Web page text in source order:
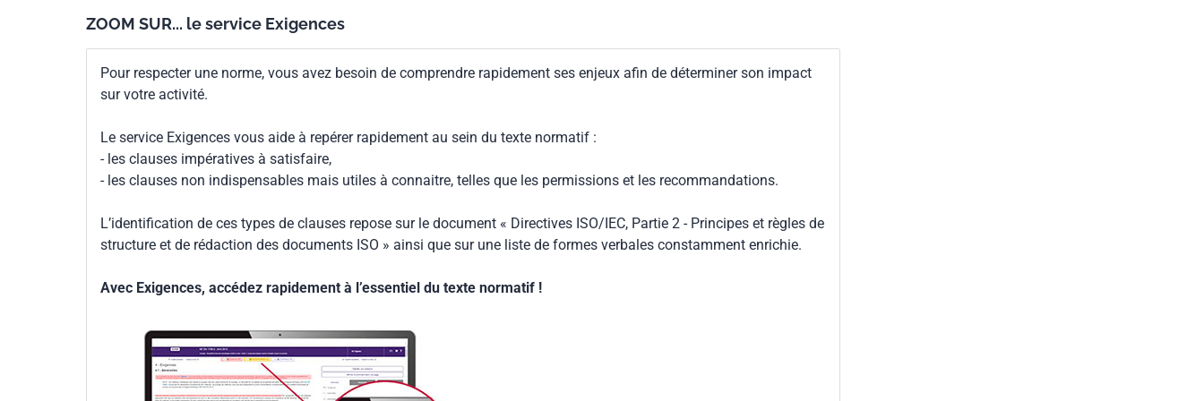
ZOOM SUR... le service Exigences
Pour respecter une norme, vous avez besoin de comprendre rapidement ses enjeux afin de déterminer son impact
sur votre activité.
Le service Exigences vous aide à repérer rapidement au sein du texte normatif :
- les clauses impératives à satisfaire,
- les clauses non indispensables mais utiles à connaitre, telles que les permissions et les recommandations.
L’identification de ces types de clauses repose sur le document « Directives ISO/IEC, Partie 2 - Principes et règles de
structure et de rédaction des documents ISO » ainsi que sur une liste de formes verbales constamment enrichie.
Avec Exigences, accédez rapidement à l’essentiel du texte normatif !